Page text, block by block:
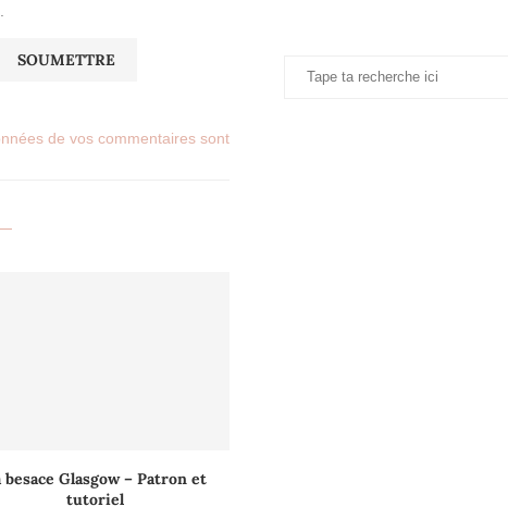
de vos commentaires sont
besace Glasgow – Patron et
tutoriel